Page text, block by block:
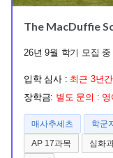
The MacDuffie
26년 9월 학기 모집 중
입학 심사 : 최근 3년
장학금: 별도 문의 :
매사추세츠 학군지
AP 17과목
심화